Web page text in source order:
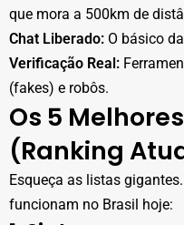
que mora a 500km de
Chat Liberado: O básico
Verificação Real:
(fakes) e robôs.
Os 5
(Ranking
Esqueça as listas
funcionam no Brasil hoje: